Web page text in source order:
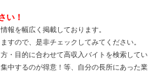
中するのが得意！等、自分の長所にあった業
載しています。PCを使って、各種数値化さ
がPCオペレーターの主な業務です。未経験
見込めます。新着求人情報も続々追加して
かります。